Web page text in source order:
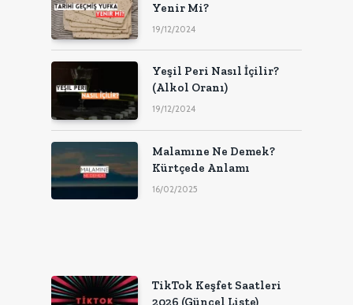
Yenir Mi?
19/12/2024
Yeşil Peri Nasıl İçilir?
(Alkol Oranı)
19/12/2024
Malamıne Ne Demek?
Kürtçede Anlamı
16/02/2025
TikTok Keşfet Saatleri
2026 (Güncel Liste)